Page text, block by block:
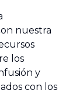
nuestra
los
y
con los